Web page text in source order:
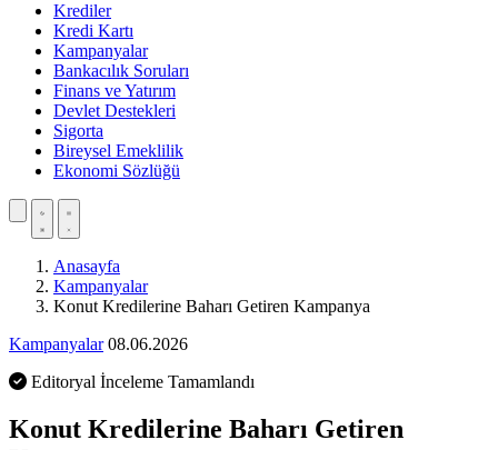
Krediler
Kredi Kartı
Kampanyalar
Bankacılık Soruları
Finans ve Yatırım
Devlet Destekleri
Sigorta
Bireysel Emeklilik
Ekonomi Sözlüğü
Anasayfa
Kampanyalar
Konut Kredilerine Baharı Getiren Kampanya
Kampanyalar 08.06.2026
Editoryal İnceleme Tamamlandı
Konut Kredilerine Baharı Getiren